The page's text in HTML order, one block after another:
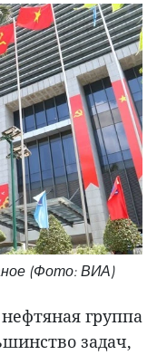
(Фото: ВИА)
группа
задач,